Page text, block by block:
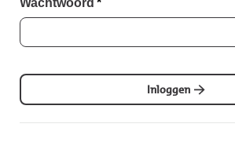
Wachtwoord *
Inloggen